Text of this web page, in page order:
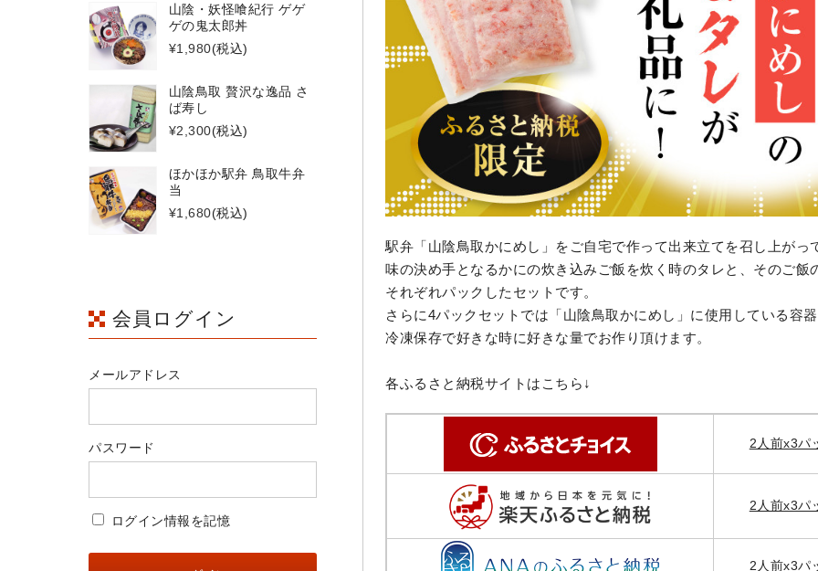
駅弁「山陰鳥取かにめし」をご自宅で作って出来立てを召し上がっ
味の決め手となるかにの炊き込みご飯を炊く時のタレと、そのご
それぞれパックしたセットです。
さらに4パックセットでは「山陰鳥取かにめし」に使用している容
冷凍保存で好きな時に好きな量でお作り頂けます。
各ふるさと納税サイトはこちら↓
2人前x3パ
2人前x3パ
2人前x3パ
山陰・妖怪喰紀行 ゲゲ
ゲの鬼太郎丼
¥1,980(税込)
山陰鳥取 贅沢な逸品 さ
ば寿し
¥2,300(税込)
ほかほか駅弁 鳥取牛弁
当
¥1,680(税込)
会員ログイン
メールアドレス
パスワード
ログイン情報を記憶